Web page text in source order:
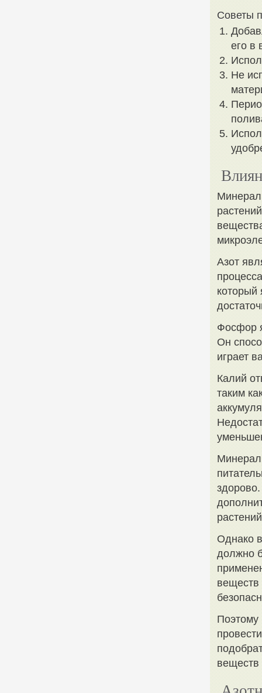
Советы
его в
Не
Азот
который
Фосфор
Он
играет
Калий
таким
Однако
должно
веществ
Поэтому